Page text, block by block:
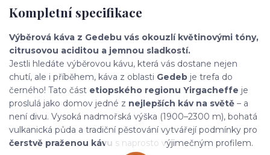
Kompletní specifikace
Výběrová káva z Gedebu vás okouzlí květinovými tóny,
citrusovou aciditou a jemnou sladkostí.
Jestli hledáte výběrovou kávu, která vás dostane nejen
chutí, ale i příběhem, káva z oblasti Gedeb je trefa do
černého! Tato část etiopského regionu Yirgacheffe je
proslulá jako domov jedné z nejlepších káv na světě – a
není divu. Vysoká nadmořská výška (1900–2300 m), bohatá
vulkanická půda a tradiční pěstování vytvářejí podmínky pro
čerstvě praženou kávu s naprosto výjimečným profilem.